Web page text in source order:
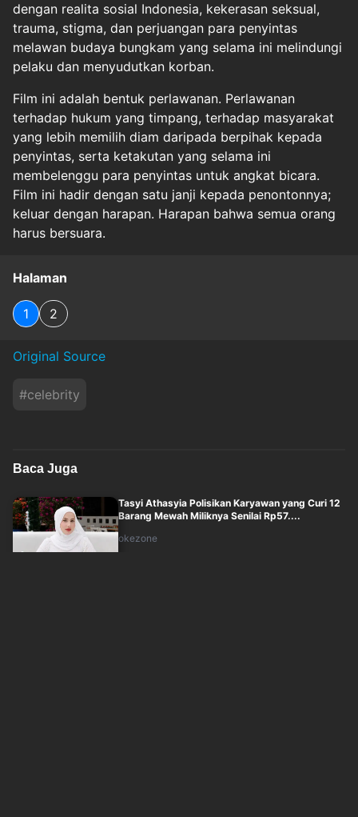
dengan realita sosial Indonesia, kekerasan seksual,
trauma, stigma, dan perjuangan para penyintas
melawan budaya bungkam yang selama ini melindungi
pelaku dan menyudutkan korban.
Film ini adalah bentuk perlawanan. Perlawanan
terhadap hukum yang timpang, terhadap masyarakat
yang lebih memilih diam daripada berpihak kepada
penyintas, serta ketakutan yang selama ini
membelenggu para penyintas untuk angkat bicara.
Film ini hadir dengan satu janji kepada penontonnya;
keluar dengan harapan. Harapan bahwa semua orang
harus bersuara.
Halaman
1 2
Original Source
#celebrity
Baca Juga
Tasyi Athasyia Polisikan Karyawan yang Curi 12
Barang Mewah Miliknya Senilai Rp57....
okezone